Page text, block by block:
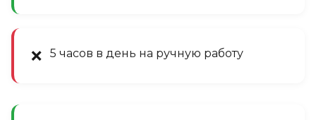
❌ 5 часов в день на ручную работу